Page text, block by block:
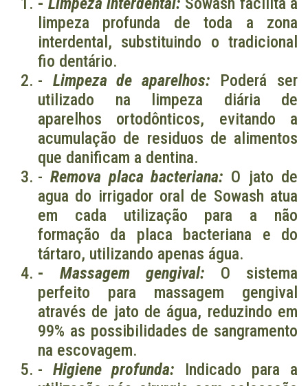
limpeza profunda de toda a zona
interdental, substituindo o tradicional
fio dentário.
- Limpeza de aparelhos: Poderá ser
utilizado na limpeza diária de
aparelhos ortodônticos, evitando a
acumulação de residuos de alimentos
que danificam a dentina.
-Remova placa bacteriana: O jato de
agua do irrigador oral de Sowash atua
em cada utilização para a não
formação da placa bacteriana e do
tártaro, utilizando apenas água.
-Massagem gengival: O sistema
perfeito para massagem gengival
através de jato de água, reduzindo em
99% as possibilidades de sangramento
na escovagem.
-Higiene profunda: Indicado para a